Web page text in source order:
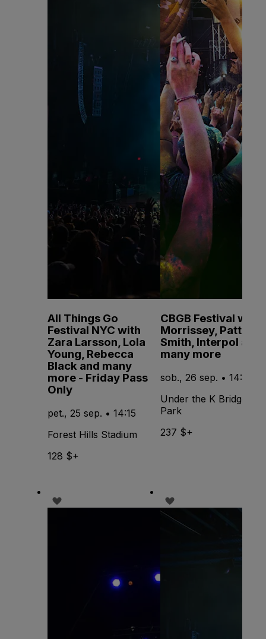
All Things Go
Festival NYC with
Zara Larsson, Lola
Young, Rebecca
Black and many
more - Friday Pass
Only
pet., 25 sep. • 14:15
Forest Hills Stadium
128 $+
CBGB Festival with
Morrissey, Patti
Smith, Interpol and
many more
sob., 26 sep. • 14:00
Under the K Bridge
Park
237 $+